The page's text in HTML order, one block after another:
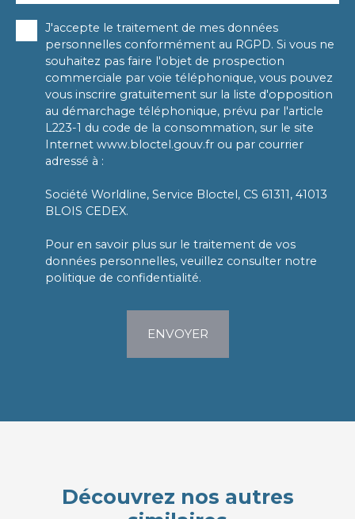
J'accepte le traitement de mes données
personnelles conformément au RGPD. Si vous ne
souhaitez pas faire l'objet de prospection
commerciale par voie téléphonique, vous pouvez
vous inscrire gratuitement sur la liste d'opposition
au démarchage téléphonique, prévu par l'article
L223-1 du code de la consommation, sur le site
Internet www.bloctel.gouv.fr ou par courrier
adressé à :
Société Worldline, Service Bloctel, CS 61311, 41013
BLOIS CEDEX.
Pour en savoir plus sur le traitement de vos
données personnelles, veuillez consulter notre
politique de confidentialité.
ENVOYER
Découvrez nos autres